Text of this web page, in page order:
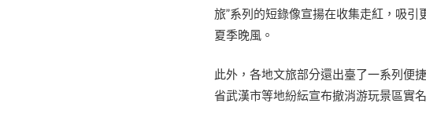
旅”系列的短錄像宣揚在收集走紅，吸
夏季晚風。
此外，各地文旅部分還出臺了一系列便
省武漢市等地紛紜宣布撤消游玩景區實